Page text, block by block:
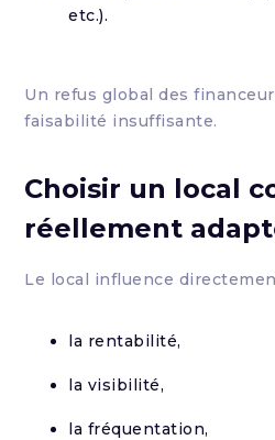
etc.).
Un refus global des
faisabilité insuffisante.
Choisir un local
réellement
Le local influence
la rentabilité,
la visibilité,
la fréquentation,